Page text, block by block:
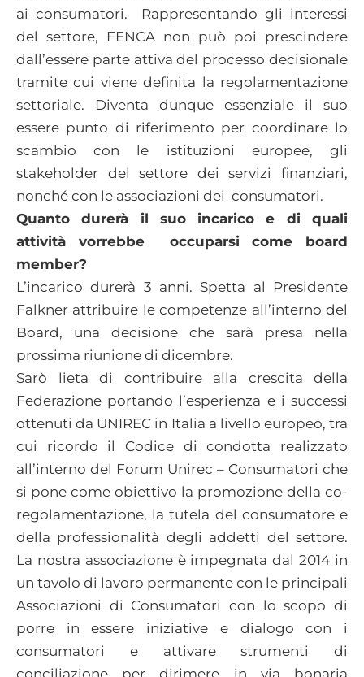
ai consumatori. Rappresentando gli interessi
del settore, FENCA non può poi prescindere
dall’essere parte attiva del processo decisionale
tramite cui viene definita la regolamentazione
settoriale. Diventa dunque essenziale il suo
essere punto di riferimento per coordinare lo
scambio con le istituzioni europee, gli
stakeholder del settore dei servizi finanziari,
nonché con le associazioni dei consumatori.
Quanto durerà il suo incarico e di quali
attività vorrebbe occuparsi come board
member?
L’incarico durerà 3 anni. Spetta al Presidente
Falkner attribuire le competenze all’interno del
Board, una decisione che sarà presa nella
prossima riunione di dicembre.
Sarò lieta di contribuire alla crescita della
Federazione portando l’esperienza e i successi
ottenuti da UNIREC in Italia a livello europeo, tra
cui ricordo il Codice di condotta realizzato
all’interno del Forum Unirec – Consumatori che
si pone come obiettivo la promozione della co-
regolamentazione, la tutela del consumatore e
della professionalità degli addetti del settore.
La nostra associazione è impegnata dal 2014 in
un tavolo di lavoro permanente con le principali
Associazioni di Consumatori con lo scopo di
porre in essere iniziative e dialogo con i
consumatori e attivare strumenti di
conciliazione per dirimere in via bonaria